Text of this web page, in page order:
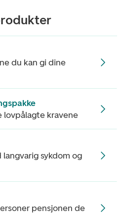
du kan gi dine
lovpålagte kravene
sykdom og
pensjonen de